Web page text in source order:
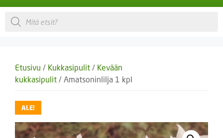
Products
search
Etusivu / Kukkasipulit / Kevään
kukkasipulit / Amatsoninlilja 1 kpl
ALE!